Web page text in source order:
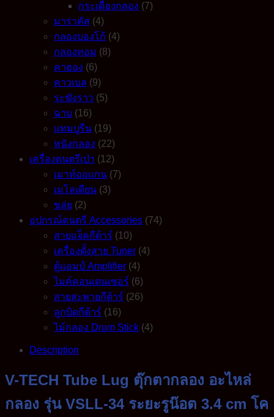
กระเดื่องกลอง (7)
มาราคัส (4)
กลองบองโก้ (4)
กลองทอม (8)
คาฮอง (6)
คาวเบล (9)
ระฆังราว (5)
ฉาบ (16)
แทมบูรีน (19)
หนังกลอง (22)
เครื่องดนตรีเป่า (12)
เมาท์ออแกน (7)
เมโลเดียน (3)
ขลุ่ย (2)
อุปกรณ์ดนตรี Accessories (74)
สายแจ็คกีต้าร์ (10)
เครื่องตั้งสาย Tuner (4)
ตู้แอมป์ Amplifier (4)
ไมค์คอนเดนเซอร์ (6)
สายสะพายกีต้าร์ (26)
ลูกบิดกีต้าร์ (16)
ไม้กลอง Drum Stick (4)
Description
V-TECH Tube Lug ตุ๊กตากลอง อะไหล่
กลอง รุ่น VSLL-34 ระยะรูน๊อต 3.4 cm โค